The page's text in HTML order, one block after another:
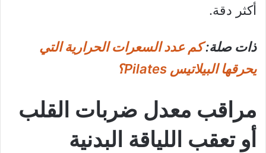
أكثر دقة.
ذات صلة:كم عدد السعرات الحرارية التي
يحرقها البيلاتيس Pilates؟
مراقب معدل ضربات القلب
أو تعقب اللياقة البدنية